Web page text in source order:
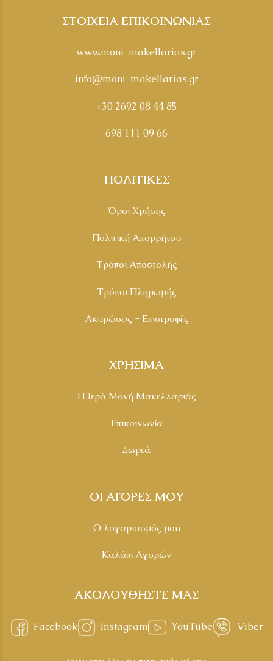
ΣΤΟΙΧΕΙΑ ΕΠΙΚΟΙΝΩΝΙΑΣ
www.moni-makellarias.gr
info@moni-makellarias.gr
+30 2692 08 44 85
698 111 09 66
ΠΟΛΙΤΙΚΕΣ
Όροι Χρήσης
Πολιτική Απορρήτου
Τρόποι Αποστολής
Τρόποι Πληρωμής
Ακυρώσεις - Επιστροφές
ΧΡΗΣΙΜΑ
Η Ιερά Μονή Μακελλαριάς
Επικοινωνία
Δωρεά
ΟΙ ΑΓΟΡΕΣ ΜΟΥ
Ο λογαριασμός μου
Καλάθι Αγορών
ΑΚΟΛΟΥΘΗΣΤΕ ΜΑΣ
Facebook Instagram YouTube Viber